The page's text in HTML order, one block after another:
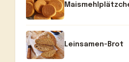
Leinsamen-Brot